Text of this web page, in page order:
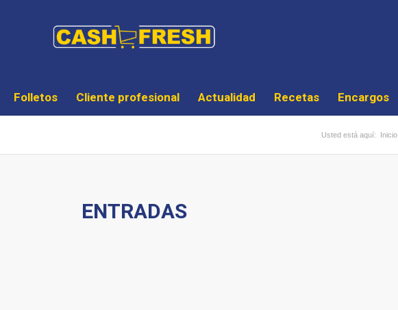
Folletos Cliente profesional Actualidad Recetas Encargos
Usted está aquí: Inicio
ENTRADAS